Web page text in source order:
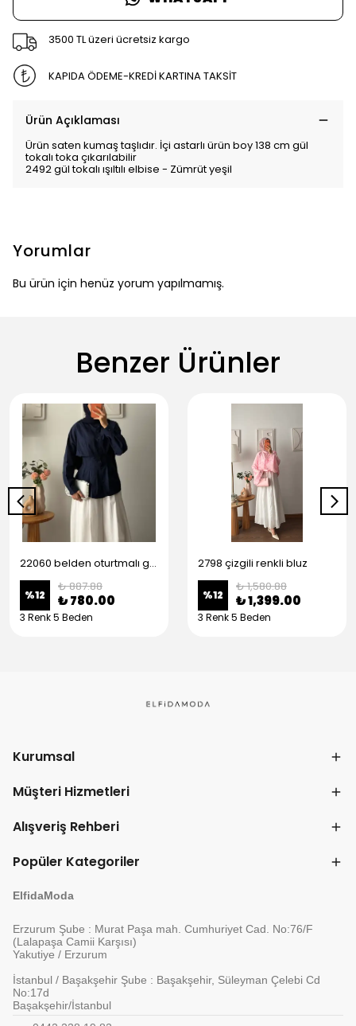
3500 TL üzeri ücretsiz kargo
KAPIDA ÖDEME-KREDİ KARTINA TAKSİT
Ürün Açıklaması
Ürün saten kumaş taşlıdır. İçi astarlı ürün boy 138 cm gül
tokalı toka çıkarılabilir
2492 gül tokalı ışıltılı elbise - Zümrüt yeşil
Yorumlar
Bu ürün için henüz yorum yapılmamış.
Benzer Ürünler
22060 belden oturtmalı gömlek
%12
₺ 887.88
₺ 780.00
3 Renk 5 Beden
2798 çizgili renkli bluz
%12
₺ 1,580.88
₺ 1,399.00
3 Renk 5 Beden
Kurumsal
Müşteri Hizmetleri
Alışveriş Rehberi
Popüler Kategoriler
ElfidaModa
Erzurum Şube : Murat Paşa mah. Cumhuriyet Cad. No:76/F
(Lalapaşa Camii Karşısı)
Yakutiye / Erzurum
İstanbul / Başakşehir Şube : Başakşehir, Süleyman Çelebi Cd
No:17d
Başakşehir/İstanbul